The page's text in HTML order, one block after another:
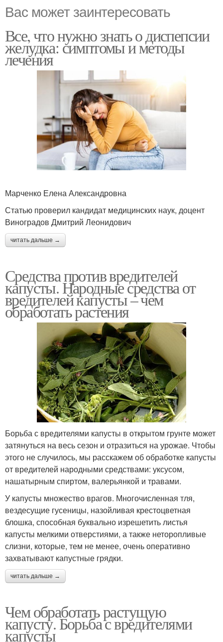
Вас может заинтересовать
Все, что нужно знать о диспепсии
желудка: симптомы и методы
лечения
Марченко Елена Александровна
Статью проверил кандидат медицинских наук, доцент
Виноградов Дмитрий Леонидович
читать дальше →
Средства против вредителей
капусты. Народные средства от
вредителей капусты – чем
обработать растения
Борьба с вредителями капусты в открытом грунте может
затянуться на весь сезон и отразиться на урожае. Чтобы
этого не случилось, мы расскажем об обработке капусты
от вредителей народными средствами: уксусом,
нашатырным спиртом, валерьянкой и травами.
У капусты множество врагов. Многочисленная тля,
вездесущие гусеницы, назойливая крестоцветная
блошка, способная буквально изрешетить листья
капусты мелкими отверстиями, а также неторопливые
слизни, которые, тем не менее, очень оперативно
захватывают капустные грядки.
читать дальше →
Чем обработать растущую
капусту. Борьба с вредителями
капусты